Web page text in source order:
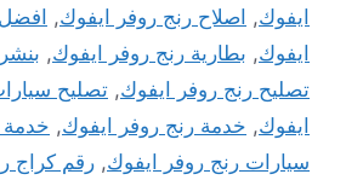
ايفوك, اصلاح رنج روفر ايفوك, افضل
ايفوك, بطارية رنج روفر ايفوك, بنشر
تصليح رنج روفر ايفوك, تصليح
ايفوك, خدمة رنج روفر ايفوك, خدمة
سيارات رنج روفر ايفوك, رقم كراج